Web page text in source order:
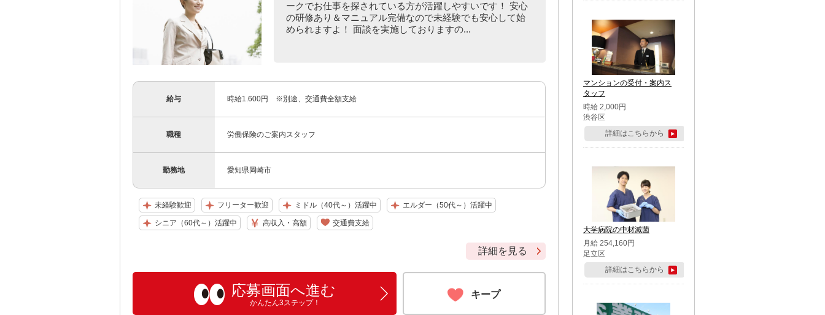
ークでお仕事を探されている方が活躍しやすいです！ 安心
の研修あり＆マニュアル完備なので未経験でも安心して始
められますよ！ 面談を実施しておりますの...
給与 時給1.600円 ※別途、交通費全額支給
職種 労働保険のご案内スタッフ
勤務地 愛知県岡崎市
未経験歓迎 フリーター歓迎 ミドル（40代～）活躍中 エルダー（50代～）活躍中
シニア（60代～）活躍中 高収入・高額 交通費支給
詳細を見る
応募画面へ進む
かんたん3ステップ！
キープ
マンションの受付・案内ス
タッフ
時給 2,000円
渋谷区
詳細はこちらから
大学病院の中材滅菌
月給 254,160円
足立区
詳細はこちらから